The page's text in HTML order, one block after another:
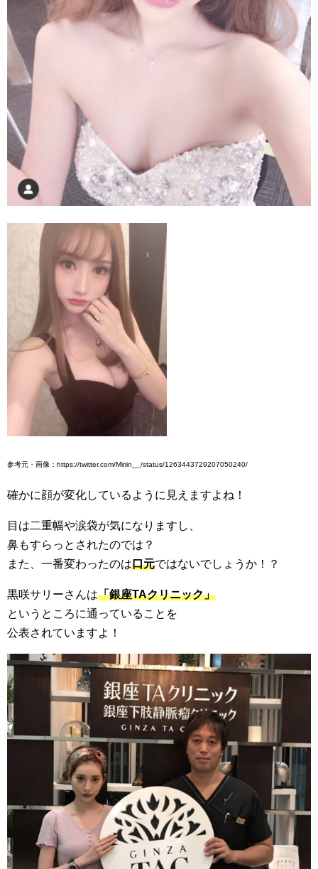
参考元・画像：https://twitter.com/Miriin__/status/1263443729207050240/
確かに顔が変化しているように見えますよね！
目は二重幅や涙袋が気になりますし、
鼻もすらっとされたのでは？
また、一番変わったのは口元ではないでしょうか！？
黒咲サリーさんは「銀座TAクリニック」
というところに通っていることを
公表されていますよ！